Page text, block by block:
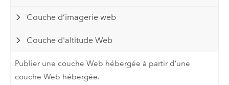
Couche d’imagerie web
Couche d'altitude Web
Publier une couche Web hébergée à partir d’une
couche Web hébergée.